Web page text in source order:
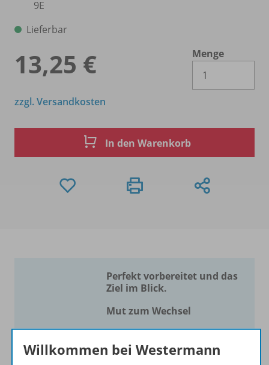
9E
Lieferbar
13,25 €
Menge
zzgl. Versandkosten
In den Warenkorb
Perfekt vorbereitet und das
Ziel im Blick.
Mut zum Wechsel
Unsere größte Stärke ist die
verlässliche
Willkommen bei Westermann